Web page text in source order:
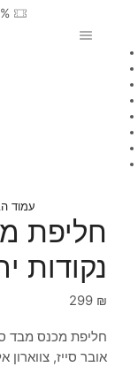
10%
עמוד
חליפת
נקודות
299 ₪
חליפת מכנס מבד
אובר סייז,